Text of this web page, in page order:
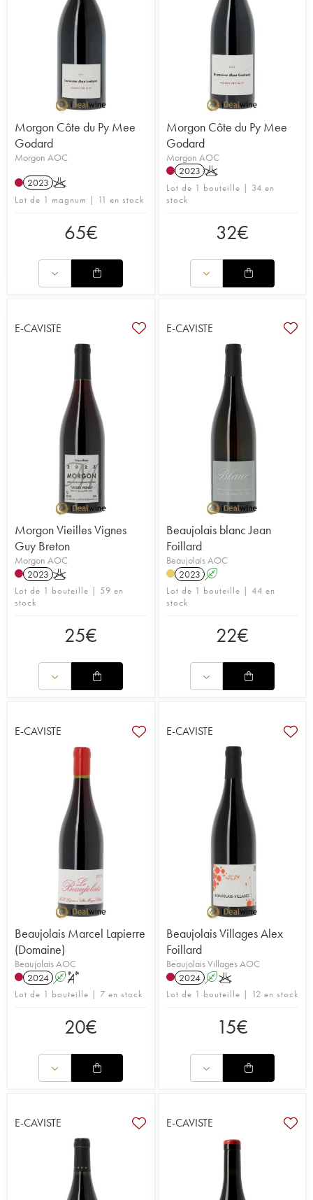
Morgon Côte du Py Mee
Godard
Morgon AOC
2023 K
Lot de 1 magnum | 11 en stock
65€
Morgon Côte du Py Mee
Godard
Morgon AOC
2023 K
Lot de 1 bouteille | 34 en
stock
32€
E-CAVISTE
Morgon Vieilles Vignes
Guy Breton
Morgon AOC
2023 K
Lot de 1 bouteille | 59 en
stock
25€
E-CAVISTE
Beaujolais blanc Jean
Foillard
Beaujolais AOC
2023 A
Lot de 1 bouteille | 44 en
stock
22€
E-CAVISTE
Beaujolais Marcel Lapierre
(Domaine)
Beaujolais AOC
2024 A S
Lot de 1 bouteille | 7 en stock
20€
E-CAVISTE
Beaujolais Villages Alex
Foillard
Beaujolais Villages AOC
2024 AK
Lot de 1 bouteille | 12 en stock
15€
E-CAVISTE E-CAVISTE